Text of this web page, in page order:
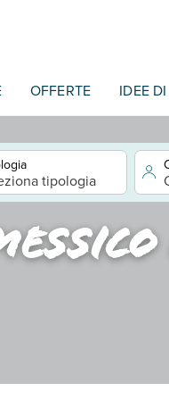
OFFERTE IDEE
tipologia